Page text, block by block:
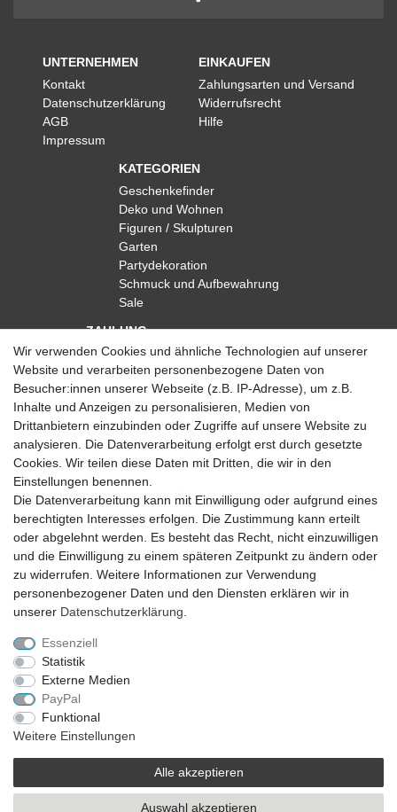
UNTERNEHMEN
Kontakt
Datenschutzerklärung
AGB
Impressum
EINKAUFEN
Zahlungsarten und Versand
Widerrufsrecht
Hilfe
KATEGORIEN
Geschenkefinder
Deko und Wohnen
Figuren / Skulpturen
Garten
Partydekoration
Schmuck und Aufbewahrung
Sale
ZAHLUNG
VERSAND
SICHER EINKAUFEN
Sicher einkaufen mit
durchgehender SSL-Verschlüsselung
* Alle Preise verstehen sich inkl. MwSt. zzgl. Versandkosten. Alle Angebote sind
freibleibend zzgl. Versandkosten und bei Nachnahme Übermittlungsentgelt.
Copyright 2019 © Kremers-Schatzkiste | Alle Rechte vorbehalten.
Wir verwenden Cookies und ähnliche Technologien auf unserer
Website und verarbeiten personenbezogene Daten von
Besucher:innen unserer Webseite (z.B. IP-Adresse), um z.B.
Inhalte und Anzeigen zu personalisieren, Medien von
Drittanbietern einzubinden oder Zugriffe auf unsere Website zu
analysieren. Die Datenverarbeitung erfolgt erst durch gesetzte
Cookies. Wir teilen diese Daten mit Dritten, die wir in den
Einstellungen benennen.
Die Datenverarbeitung kann mit Einwilligung oder aufgrund eines
berechtigten Interesses erfolgen. Die Zustimmung kann erteilt
oder abgelehnt werden. Es besteht das Recht, nicht einzuwilligen
und die Einwilligung zu einem späteren Zeitpunkt zu ändern oder
zu widerrufen. Weitere Informationen zur Verwendung
personenbezogener Daten und den Diensten erklären wir in
unserer Daten­schutz­erklärung
Essenziell
Statistik
Externe Medien
PayPal
Funktional
Weitere Einstellungen
Alle akzeptieren
Auswahl akzeptieren